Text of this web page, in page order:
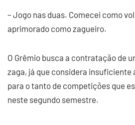
– Jogo nas duas. Comecei como
aprimorado como zagueiro.
O Grêmio busca a contratação de
zaga, já que considera insuficiente
para o tanto de competições que
neste segundo semestre.